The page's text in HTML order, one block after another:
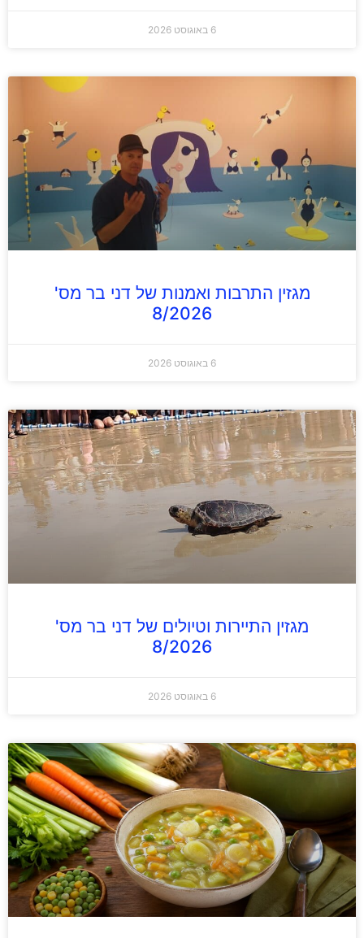
6 באוגוסט 2026
מגזין התרבות ואמנות של דני בר מס'
8/2026
6 באוגוסט 2026
מגזין התיירות וטיולים של דני בר מס'
8/2026
6 באוגוסט 2026